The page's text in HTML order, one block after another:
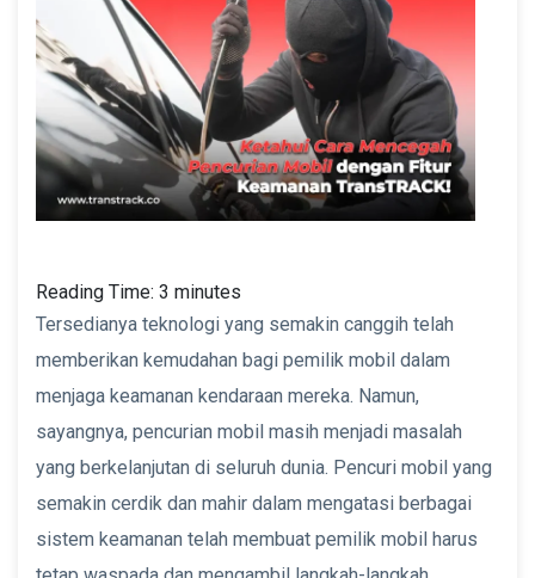
Reading Time: 3 minutes
Tersedianya teknologi yang semakin canggih telah
memberikan kemudahan bagi pemilik mobil dalam
menjaga keamanan kendaraan mereka. Namun,
sayangnya, pencurian mobil masih menjadi masalah
yang berkelanjutan di seluruh dunia. Pencuri mobil yang
semakin cerdik dan mahir dalam mengatasi berbagai
sistem keamanan telah membuat pemilik mobil harus